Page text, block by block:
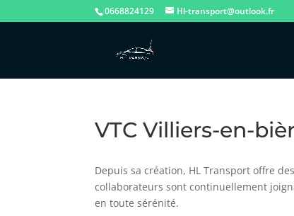
0668824129 Hl-transport@outlook.fr
VTC Villiers-en-
Depuis sa création, HL Transport offre
collaborateurs sont continuellement
en toute sérénité.